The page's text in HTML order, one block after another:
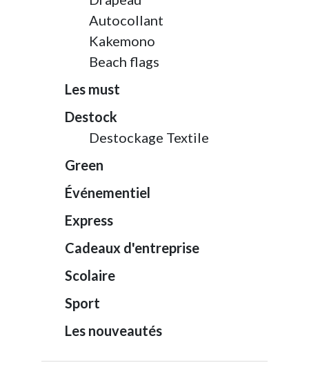
Autocollant
Kakemono
Beach flags
Les must
Destock
Destockage Textile
Green
Événementiel
Express
Cadeaux d'entreprise
Scolaire
Sport
Les nouveautés